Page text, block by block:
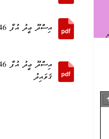
އިސްދޫ ޢީދު އުފާ 1446 ވޮލީ މުބާރާތު ޤަވައިދު
ޤަވައިދު